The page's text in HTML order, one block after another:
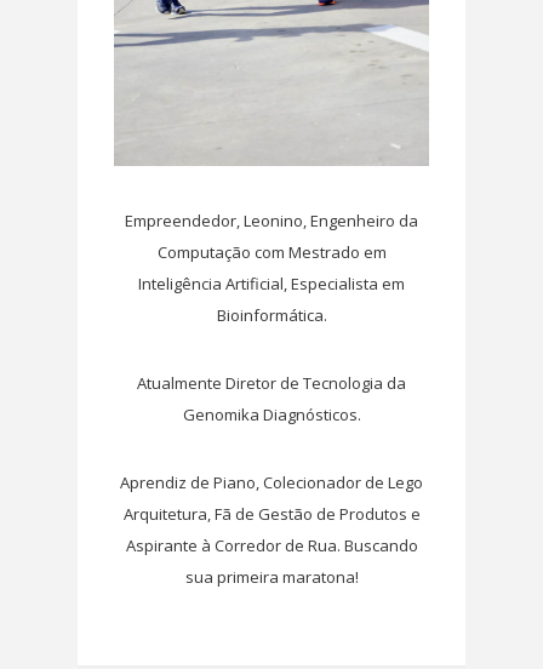
Empreendedor, Leonino, Engenheiro da
Computação com Mestrado em
Inteligência Artificial, Especialista em
Bioinformática.
Atualmente Diretor de Tecnologia da
Genomika Diagnósticos.
Aprendiz de Piano, Colecionador de Lego
Arquitetura, Fã de Gestão de Produtos e
Aspirante à Corredor de Rua. Buscando
sua primeira maratona!